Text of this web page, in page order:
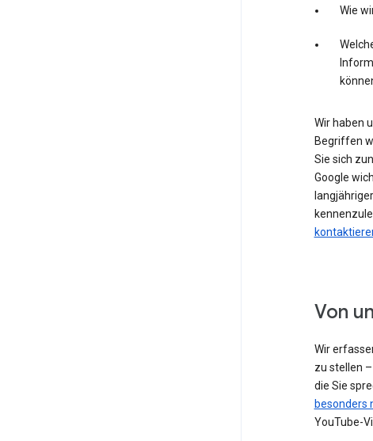
Wie
Wir haben
Begriffen
Sie sich
Google
Von
Wir
zu stellen
die Sie
besonders
YouTube-